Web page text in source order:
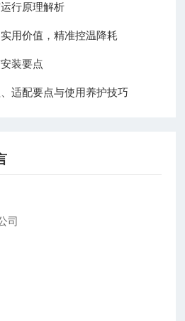
行原理解析
用价值，精准控温降耗
装要点
适配要点与使用养护技巧
司